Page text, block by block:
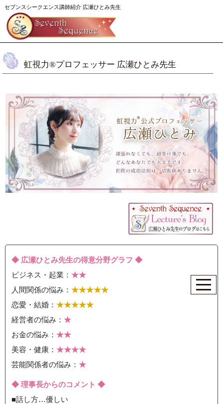
セブンスシークエンス講師紹介 広瀬ひとみ先生
虹視力®︎プロフェッサー 広瀬ひとみ先生
◆ 広瀬ひとみ先生の得意分野グラフ ◆
ビジネス・起業：★★
人間関係の悩み：★★★★★
恋愛・結婚：★★★★★
経営者の悩み：★
お金の悩み：★★
美容・健康：★★★★
芸能関係者の悩み：★
◆ 理事長からのコメント ◆
■話し方…優しい